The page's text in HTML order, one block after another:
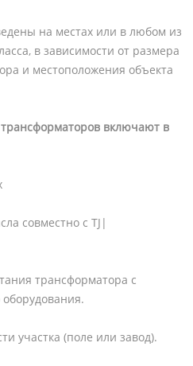
на местах или в любом из
в зависимости от размера
и местоположения объекта
включают в
совместно с TJ|
трансформатора с
участка (поле или завод).